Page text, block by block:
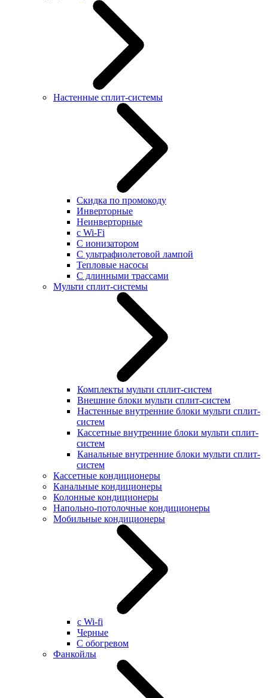
Настенные сплит-системы
Скидка по промокоду
Инверторные
Неинверторные
с Wi-Fi
С ионизатором
С ультрафиолетовой лампой
Тепловые насосы
С длинными трассами
Мульти сплит-системы
Комплекты мульти сплит-систем
Внешние блоки мульти сплит-систем
Настенные внутренние блоки мульти сплит-
систем
Кассетные внутренние блоки мульти сплит-
систем
Канальные внутренние блоки мульти сплит-
систем
Кассетные кондиционеры
Канальные кондиционеры
Колонные кондиционеры
Напольно-потолочные кондиционеры
Мобильные кондиционеры
с Wi-fi
Черные
С обогревом
Фанкойлы